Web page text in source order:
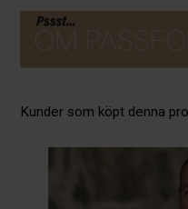
Kunder som köpt denna